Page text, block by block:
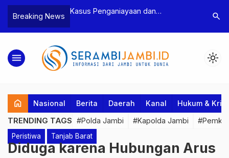
Breaking News
Bea Cukai
Pelaku beserta
dan 146 Gram
Kasus Penganiayaan dan
Tebo Tetapkan Dua Tersangka
Polres
Dua
search
menu light_mode
home Nasional Berita Daerah Kanal Hukum &
TRENDING TAGS #Polda Jambi #Kapolda Jambi
Peristiwa Tanjab Barat
Diduga karena Hubungan Arus